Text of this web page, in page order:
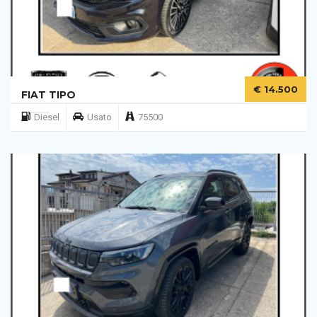
FIAT TIPO € 14.500
Diesel Usato 75500